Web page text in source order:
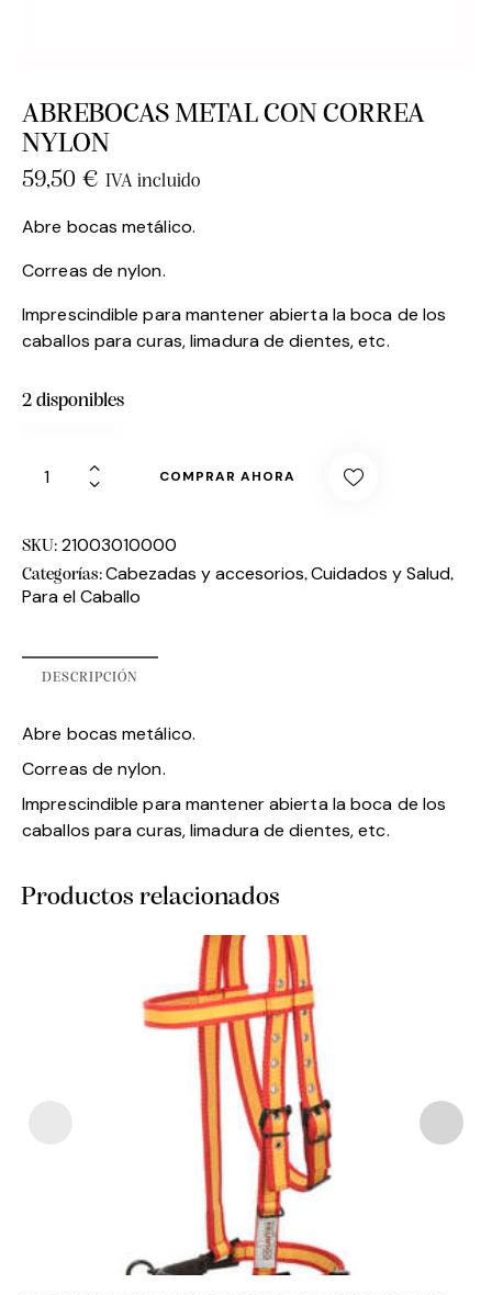
ABREBOCAS METAL CON CORREA
NYLON
59,50 € IVA incluido
Abre bocas metálico.
Correas de nylon.
Imprescindible para mantener abierta la boca de los
caballos para curas, limadura de dientes, etc.
2 disponibles
COMPRAR AHORA
SKU: 21003010000
Categorías:Cabezadas y accesorios,Cuidados y Salud,
Para el Caballo
DESCRIPCIÓN
Abre bocas metálico.
Correas de nylon.
Imprescindible para mantener abierta la boca de los
caballos para curas, limadura de dientes, etc.
Productos relacionados